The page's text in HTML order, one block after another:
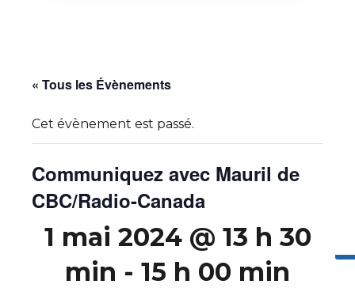
« Tous les Évènements
Cet évènement est passé.
Communiquez avec Mauril de
CBC/Radio-Canada
1 mai 2024 @ 13 h 30
min - 15 h 00 min